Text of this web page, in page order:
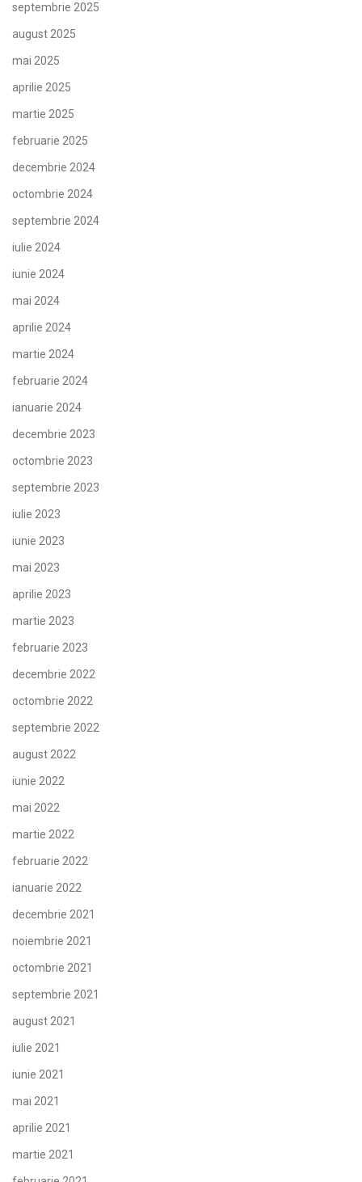
septembrie 2025
august 2025
mai 2025
aprilie 2025
martie 2025
februarie 2025
decembrie 2024
octombrie 2024
septembrie 2024
iulie 2024
iunie 2024
mai 2024
aprilie 2024
martie 2024
februarie 2024
ianuarie 2024
decembrie 2023
octombrie 2023
septembrie 2023
iulie 2023
iunie 2023
mai 2023
aprilie 2023
martie 2023
februarie 2023
decembrie 2022
octombrie 2022
septembrie 2022
august 2022
iunie 2022
mai 2022
martie 2022
februarie 2022
ianuarie 2022
decembrie 2021
noiembrie 2021
octombrie 2021
septembrie 2021
august 2021
iulie 2021
iunie 2021
mai 2021
aprilie 2021
martie 2021